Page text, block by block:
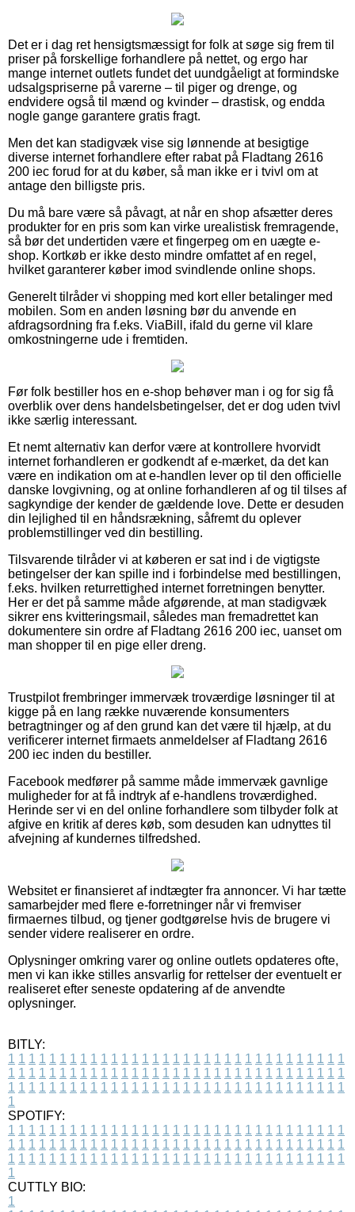
Det er i dag ret hensigtsmæssigt for folk at søge sig frem til
priser på forskellige forhandlere på nettet, og ergo har
mange internet outlets fundet det uundgåeligt at formindske
udsalgspriserne på varerne – til piger og drenge, og
endvidere også til mænd og kvinder – drastisk, og endda
nogle gange garantere gratis fragt.
Men det kan stadigvæk vise sig lønnende at besigtige
diverse internet forhandlere efter rabat på Fladtang 2616
200 iec forud for at du køber, så man ikke er i tvivl om at
antage den billigste pris.
Du må bare være så påvagt, at når en shop afsætter deres
produkter for en pris som kan virke urealistisk fremragende,
så bør det undertiden være et fingerpeg om en uægte e-
shop. Kortkøb er ikke desto mindre omfattet af en regel,
hvilket garanterer køber imod svindlende online shops.
Generelt tilråder vi shopping med kort eller betalinger med
mobilen. Som en anden løsning bør du anvende en
afdragsordning fra f.eks. ViaBill, ifald du gerne vil klare
omkostningerne ude i fremtiden.
Før folk bestiller hos en e-shop behøver man i og for sig få
overblik over dens handelsbetingelser, det er dog uden tvivl
ikke særlig interessant.
Et nemt alternativ kan derfor være at kontrollere hvorvidt
internet forhandleren er godkendt af e-mærket, da det kan
være en indikation om at e-handlen lever op til den officielle
danske lovgivning, og at online forhandleren af og til tilses af
sagkyndige der kender de gældende love. Dette er desuden
din lejlighed til en håndsrækning, såfremt du oplever
problemstillinger ved din bestilling.
Tilsvarende tilråder vi at køberen er sat ind i de vigtigste
betingelser der kan spille ind i forbindelse med bestillingen,
f.eks. hvilken returrettighed internet forretningen benytter.
Her er det på samme måde afgørende, at man stadigvæk
sikrer ens kvitteringsmail, således man fremadrettet kan
dokumentere sin ordre af Fladtang 2616 200 iec, uanset om
man shopper til en pige eller dreng.
Trustpilot frembringer immervæk troværdige løsninger til at
kigge på en lang række nuværende konsumenters
betragtninger og af den grund kan det være til hjælp, at du
verificerer internet firmaets anmeldelser af Fladtang 2616
200 iec inden du bestiller.
Facebook medfører på samme måde immervæk gavnlige
muligheder for at få indtryk af e-handlens troværdighed.
Herinde ser vi en del online forhandlere som tilbyder folk at
afgive en kritik af deres køb, som desuden kan udnyttes til
afvejning af kundernes tilfredshed.
Websitet er finansieret af indtægter fra annoncer. Vi har tætte
samarbejder med flere e-forretninger når vi fremviser
firmaernes tilbud, og tjener godtgørelse hvis de brugere vi
sender videre realiserer en ordre.
Oplysninger omkring varer og online outlets opdateres ofte,
men vi kan ikke stilles ansvarlig for rettelser der eventuelt er
realiseret efter seneste opdatering af de anvendte
oplysninger.
BITLY:
1 1 1 1 1 1 1 1 1 1 1 1 1 1 1 1 1 1 1 1 1 1 1 1 1 1 1 1 1 1 1 1 1
1 1 1 1 1 1 1 1 1 1 1 1 1 1 1 1 1 1 1 1 1 1 1 1 1 1 1 1 1 1 1 1 1
1 1 1 1 1 1 1 1 1 1 1 1 1 1 1 1 1 1 1 1 1 1 1 1 1 1 1 1 1 1 1 1 1
1
SPOTIFY:
1 1 1 1 1 1 1 1 1 1 1 1 1 1 1 1 1 1 1 1 1 1 1 1 1 1 1 1 1 1 1 1 1
1 1 1 1 1 1 1 1 1 1 1 1 1 1 1 1 1 1 1 1 1 1 1 1 1 1 1 1 1 1 1 1 1
1 1 1 1 1 1 1 1 1 1 1 1 1 1 1 1 1 1 1 1 1 1 1 1 1 1 1 1 1 1 1 1 1
1
CUTTLY BIO:
1